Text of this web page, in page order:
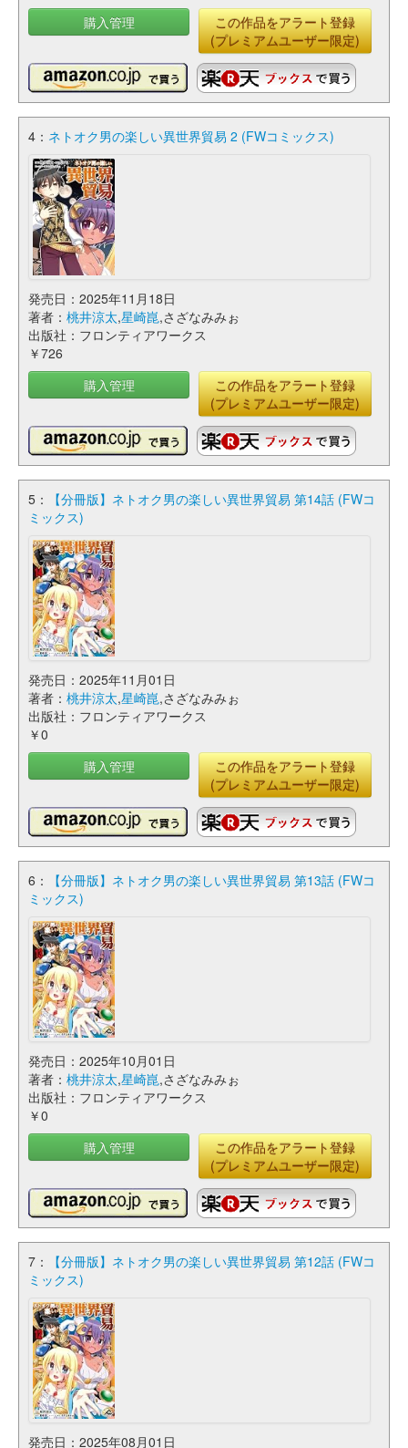
購入管理
この作品をアラート登録
(プレミアムユーザー限定)
4： ネトオク男の楽しい異世界貿易 2 (FWコミックス)
発売日：2025年11月18日
著者： 桃井涼太,星崎崑,さざなみみぉ
出版社：フロンティアワークス
￥726
購入管理
この作品をアラート登録
(プレミアムユーザー限定)
5：
【分冊版】ネトオク男の楽しい異世界貿易 第14話 (FWコ
ミックス)
発売日：2025年11月01日
著者： 桃井涼太,星崎崑,さざなみみぉ
出版社：フロンティアワークス
￥0
購入管理
この作品をアラート登録
(プレミアムユーザー限定)
6：
【分冊版】ネトオク男の楽しい異世界貿易 第13話 (FWコ
ミックス)
発売日：2025年10月01日
著者： 桃井涼太,星崎崑,さざなみみぉ
出版社：フロンティアワークス
￥0
購入管理
この作品をアラート登録
(プレミアムユーザー限定)
7：
【分冊版】ネトオク男の楽しい異世界貿易 第12話 (FWコ
ミックス)
発売日：2025年08月01日